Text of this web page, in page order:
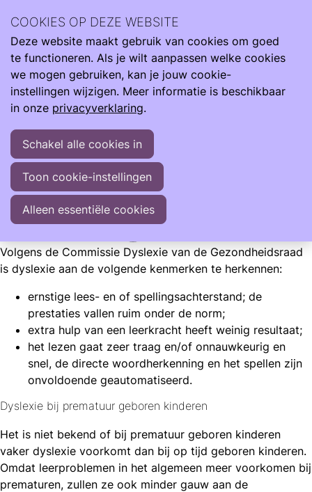
Zoeken
om je te ondersteunen als je kind te vroeg, te licht en ziek
geboren wordt.
Opgroeien Dyslexie
Dyslexie
Vijf tot tien procent van de bevolking heeft in meer of
mindere mate last van dyslexie, dat letterlijk ‘slecht in taal’
betekent. Mensen met dyslexie hebben
en spellen
Care4Neo
Volgens de Commissie Dyslexie van de Gezondheidsraad
is dyslexie aan de volgende kenmerken te herkennen:
ernstige lees- en of spellingsachterstand; de
prestaties vallen ruim onder de norm;
extra hulp van een leerkracht heeft weinig resultaat;
het lezen gaat zeer traag en/of onnauwkeurig en
snel, de directe woordherkenning en het spellen zijn
onvoldoende geautomatiseerd.
Dyslexie bij prematuur geboren kinderen
Het is niet bekend of bij prematuur geboren kinderen
vaker dyslexie voorkomt dan bij op tijd geboren kinderen.
Omdat leerproblemen in het algemeen meer voorkomen bij
prematuren, zullen ze ook minder gauw aan de
COOKIES OP DEZE WEBSITE
Deze website maakt gebruik van cookies om goed
te functioneren. Als je wilt aanpassen welke cookies
we mogen gebruiken, kan je jouw cookie-
instellingen wijzigen. Meer informatie is beschikbaar
in onze privacyverklaring.
Schakel alle cookies in
Toon cookie-instellingen
Alleen essentiële cookies